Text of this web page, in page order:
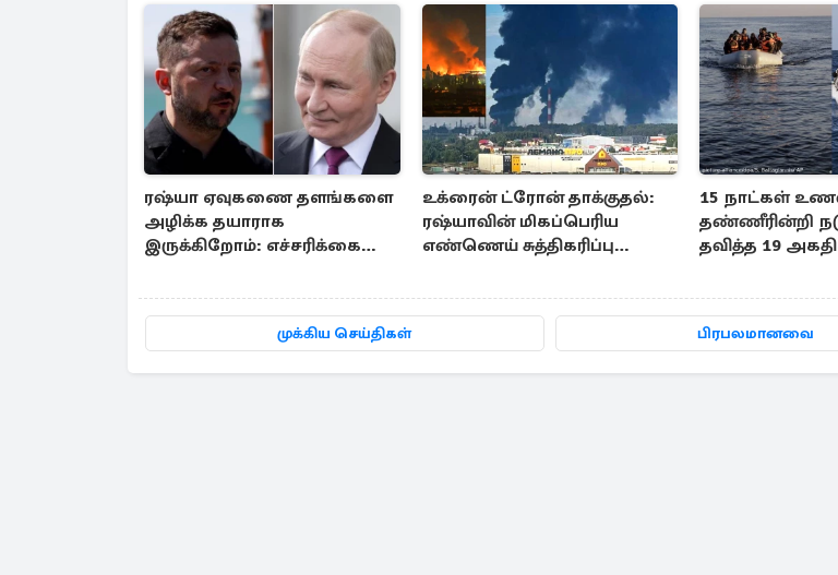
ரஷ்யா ஏவுகணை தளங்களை
அழிக்க தயாராக
இருக்கிறோம்: எச்சரிக்கை
உக்ரைன் ட்ரோன் தாக்குதல்:
ரஷ்யாவின் மிகப்பெரிய
எண்ணெய் சுத்திகரிப்பு
15 நாட்கள்
தண்ணீரின்றி
தவித்த 19
முக்கிய செய்திகள் பிரபலமானவை